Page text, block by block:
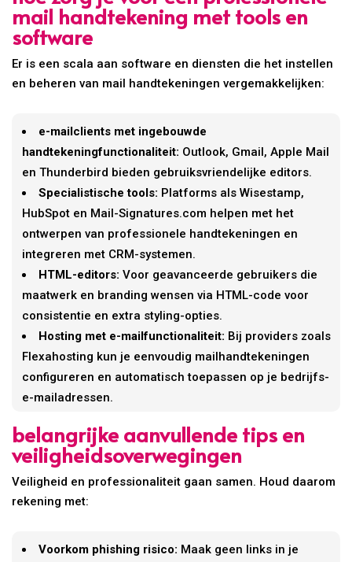
mail handtekening met tools en
software
Er is een scala aan software en diensten die het instellen
en beheren van mail handtekeningen vergemakkelijken:
e-mailclients met ingebouwde
handtekeningfunctionaliteit: Outlook, Gmail, Apple Mail
en Thunderbird bieden gebruiksvriendelijke editors.
Specialistische tools: Platforms als Wisestamp,
HubSpot en Mail-Signatures.com helpen met het
ontwerpen van professionele handtekeningen en
integreren met CRM-systemen.
HTML-editors: Voor geavanceerde gebruikers die
maatwerk en branding wensen via HTML-code voor
consistentie en extra styling-opties.
Hosting met e-mailfunctionaliteit: Bij providers zoals
Flexahosting kun je eenvoudig mailhandtekeningen
configureren en automatisch toepassen op je bedrijfs-
e-mailadressen.
belangrijke aanvullende tips en
veiligheidsoverwegingen
Veiligheid en professionaliteit gaan samen. Houd daarom
rekening met:
Voorkom phishing risico: Maak geen links in je